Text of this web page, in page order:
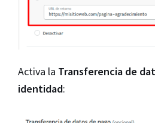
Activa la Transferencia de
identidad: